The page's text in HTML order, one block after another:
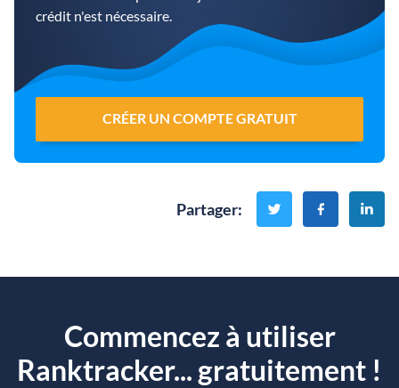
crédit n'est nécessaire.
CRÉER UN COMPTE GRATUIT
Partager:
Commencez à utiliser
Ranktracker... gratuitement !